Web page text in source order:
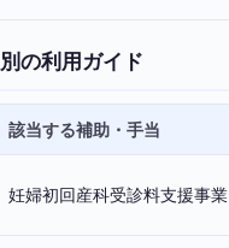
の利用ガイド
該当する補助・手当
妊婦初回産科受診料支援事業